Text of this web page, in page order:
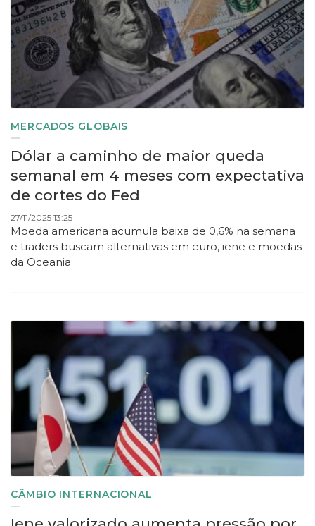
MERCADOS GLOBAIS
Dólar a caminho de maior queda
semanal em 4 meses com expectativa
de cortes do Fed
27/11/2025 13:25
Moeda americana acumula baixa de 0,6% na semana
e traders buscam alternativas em euro, iene e moedas
da Oceania
CÂMBIO INTERNACIONAL